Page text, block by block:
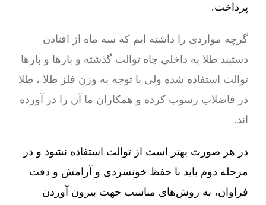
پرداخت.
گرچه مواردی را داشته ایم که سه ماه از افتادن
دستبند طلا به داخلی چاه توالت گذشته و بارها و بارها
توالت استفاده شده ولی با توجه به وزن فلز طلا ، طلا
در فاضلاب رسوب کرده و همکاران ما آن را در آورده
اند.
در هر صورت بهتر است از توالت استفاده نشود و در
مرحله دوم باید با حفظ خونسردی و آرامش و دقت
فراوان، به روش‌های مناسب جهت بیرون آوردن